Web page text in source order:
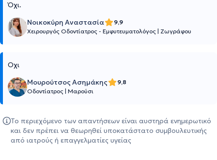
Όχι.
Νοικοκύρη Αναστασία
9,9
Χειρουργός Οδοντίατρος - Εμφυτευματολόγος
Ζωγράφου
Οχι
Μουρούτσος Ασημάκης
9,8
Οδοντίατρος Μαρούσι
Το περιεχόμενο των απαντήσεων είναι αυστηρά ενημερωτικό
και δεν πρέπει να θεωρηθεί υποκατάστατο συμβουλευτικής
από ιατρούς ή επαγγελματίες υγείας